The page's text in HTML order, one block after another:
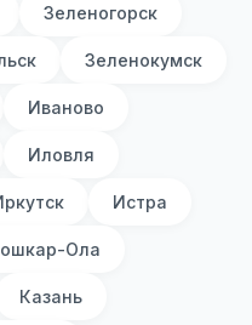
Зеленогорск
Зеленокумск
Иваново
Иловля
Истра
Ола
Казань